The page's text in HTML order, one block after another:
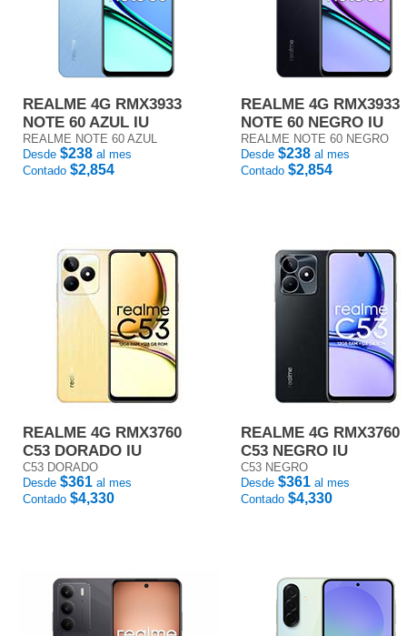
REALME 4G RMX3933
NOTE 60 AZUL IU
REALME NOTE 60 AZUL
Desde $238 al mes
Contado $2,854
REALME 4G RMX3933
NOTE 60 NEGRO IU
REALME NOTE 60 NEGRO
Desde $238 al mes
Contado $2,854
REALME 4G RMX3760
C53 DORADO IU
C53 DORADO
Desde $361 al mes
Contado $4,330
REALME 4G RMX3760
C53 NEGRO IU
C53 NEGRO
Desde $361 al mes
Contado $4,330